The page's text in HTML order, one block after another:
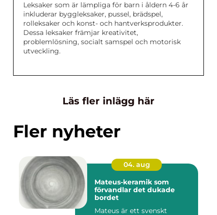
Leksaker som är lämpliga för barn i åldern 4-6 år
inkluderar byggleksaker, pussel, brädspel,
rolleksaker och konst- och hantverksprodukter.
Dessa leksaker främjar kreativitet,
problemlösning, socialt samspel och motorisk
utveckling.
Läs fler inlägg här
Fler nyheter
04. aug
Mateus-keramik som
förvandlar det dukade
bordet
Mateus är ett svenskt